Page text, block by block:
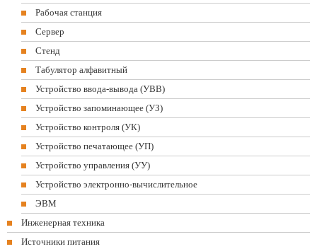
Рабочая станция
Сервер
Стенд
Табулятор алфавитный
Устройство ввода-вывода (УВВ)
Устройство запоминающее (УЗ)
Устройство контроля (УК)
Устройство печатающее (УП)
Устройство управления (УУ)
Устройство электронно-вычислительное
ЭВМ
Инженерная техника
Источники питания